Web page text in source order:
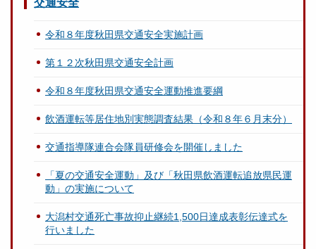
交通安全
令和８年度秋田県交通安全実施計画
第１２次秋田県交通安全計画
令和８年度秋田県交通安全運動推進要綱
飲酒運転等居住地別実態調査結果（令和８年６月末分）
交通指導隊連合会隊員研修会を開催しました
「夏の交通安全運動」及び「秋田県飲酒運転追放県民運
動」の実施について
大潟村交通死亡事故抑止継続1,500日達成表彰伝達式を
行いました